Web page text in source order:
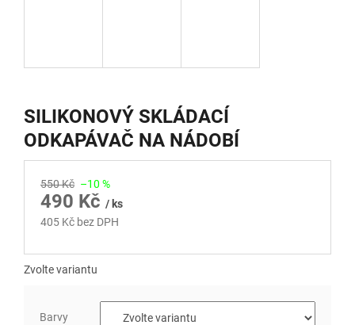
SILIKONOVÝ SKLÁDACÍ
ODKAPÁVAČ NA NÁDOBÍ
550 Kč –10 %
490 Kč / ks
405 Kč bez DPH
Zvolte variantu
Barvy